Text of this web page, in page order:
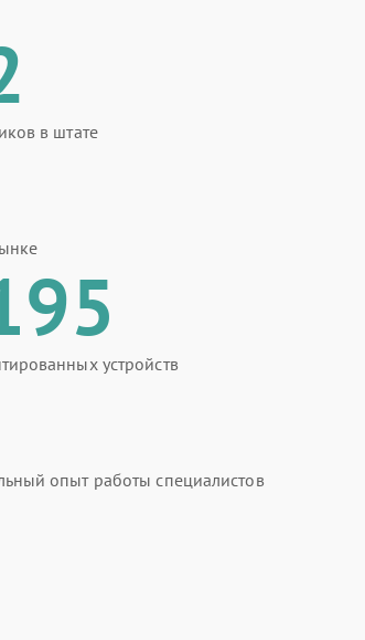
в штате
устройств
опыт работы специалистов